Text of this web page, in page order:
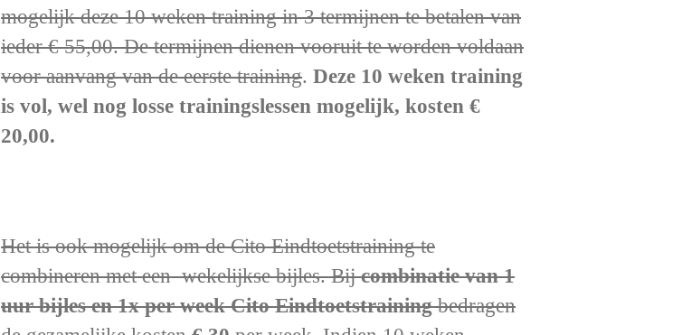
mogelijk deze 10 weken training in 3 termijnen te betalen van
ieder € 55,00. De termijnen dienen vooruit te worden voldaan
voor aanvang van de eerste training.Deze 10 weken training
is vol, wel nog losse trainingslessen mogelijk, kosten €
20,00.
Het is ook mogelijk om de Cito Eindtoetstraining te
combineren met een wekelijkse bijles. Bijcombinatie van 1
uur bijles en 1x per week Cito Eindtoetstrainingbedragen